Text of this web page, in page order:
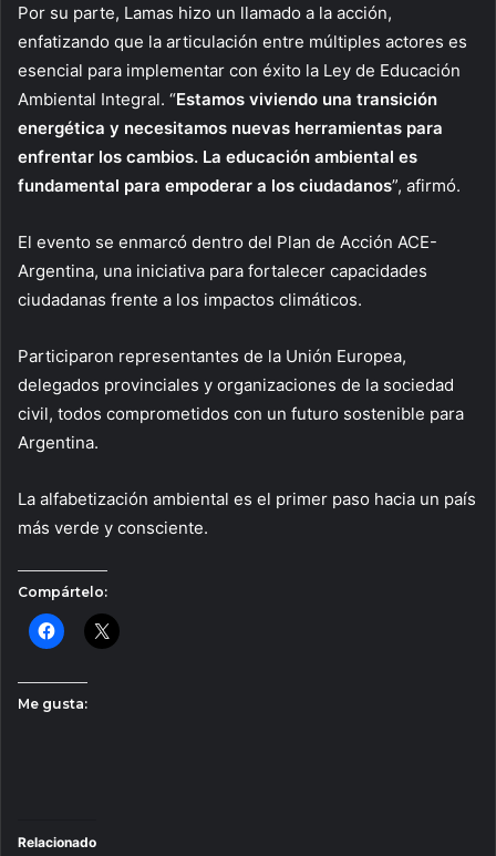
Por su parte, Lamas hizo un llamado a la acción,
enfatizando que la articulación entre múltiples actores es
esencial para implementar con éxito la Ley de Educación
Ambiental Integral. “Estamos viviendo una transición
energética y necesitamos nuevas herramientas para
enfrentar los cambios. La educación ambiental es
fundamental para empoderar a los ciudadanos”, afirmó.
El evento se enmarcó dentro del Plan de Acción ACE-
Argentina, una iniciativa para fortalecer capacidades
ciudadanas frente a los impactos climáticos.
Participaron representantes de la Unión Europea,
delegados provinciales y organizaciones de la sociedad
civil, todos comprometidos con un futuro sostenible para
Argentina.
La alfabetización ambiental es el primer paso hacia un país
más verde y consciente.
Compártelo:
Me gusta:
Relacionado